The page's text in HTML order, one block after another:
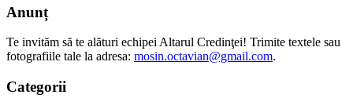
Anunț
Te invităm să te alături echipei Altarul Credinţei! Trimite textele sau
fotografiile tale la adresa: mosin.octavian@gmail.com.
Categorii